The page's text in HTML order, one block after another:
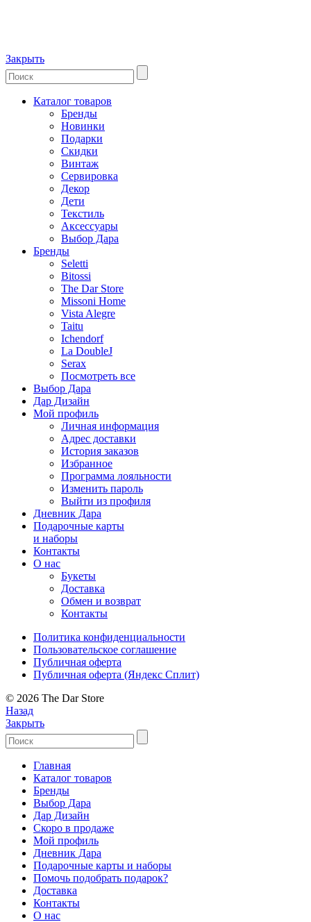
Закрыть
Каталог товаров
Бренды
Новинки
Подарки
Скидки
Винтаж
Сервировка
Декор
Дети
Текстиль
Аксессуары
Выбор Дара
Бренды
Seletti
Bitossi
The Dar Store
Missoni Home
Vista Alegre
Taitu
Ichendorf
La DoubleJ
Serax
Посмотреть все
Выбор Дара
Дар Дизайн
Мой профиль
Личная информация
Адрес доставки
История заказов
Избранное
Программа лояльности
Изменить пароль
Выйти из профиля
Дневник Дара
Подарочные карты
и наборы
Контакты
О нас
Букеты
Доставка
Обмен и возврат
Контакты
Политика конфиденциальности
Пользовательское соглашение
Публичная оферта
Публичная оферта (Яндекс Сплит)
© 2026 The Dar Store
Назад
Закрыть
Главная
Каталог товаров
Бренды
Выбор Дара
Дар Дизайн
Скоро в продаже
Мой профиль
Дневник Дара
Подарочные карты и наборы
Помочь подобрать подарок?
Доставка
Контакты
О нас